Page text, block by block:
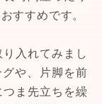
すすめです。
入れてみまし
や、片脚を前
ま先立ちを繰